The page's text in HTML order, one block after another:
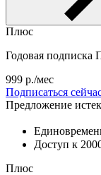
Плюс
Годовая
999 р./мес
Подписаться
Предложение
Доступ к
Плюс